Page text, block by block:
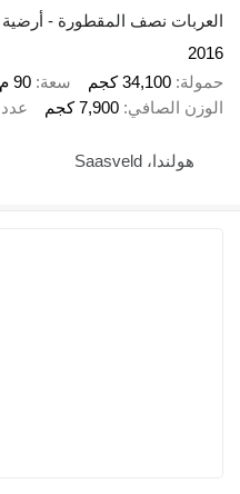
نصف المقطورة - أرضية متحركة
34,100 كجم سعة 90 م3
7,900 كجم عدد المحاور